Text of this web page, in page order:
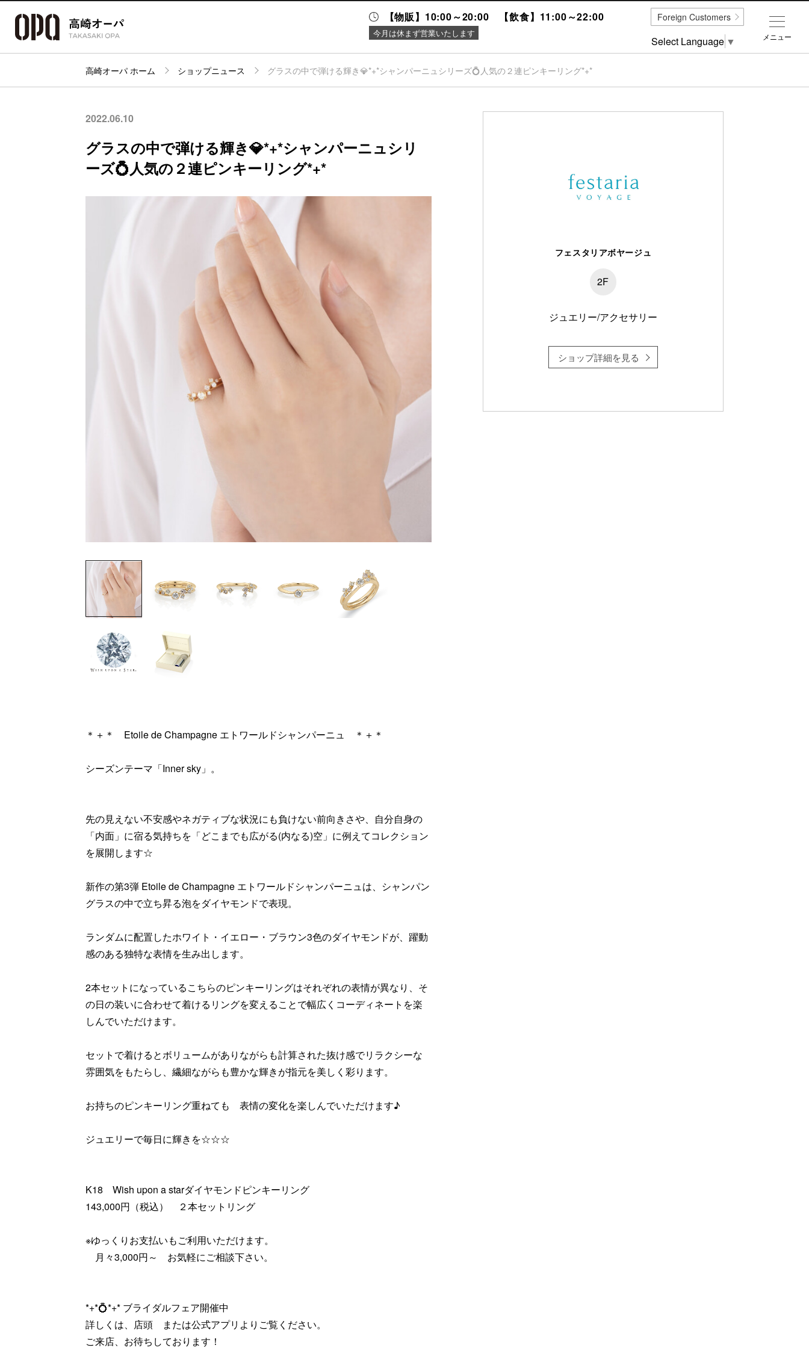
【物販】10:00～20:00 【飲食】11:00～22:00
今月は休まず営業いたします
パーキング
ニュース＆
イベント
高崎オーパ ホーム ショップニュース グラスの中で弾ける輝き💎*+*シャンパーニュシリーズ💍人気の２連ピンキーリング*+*
2022.06.10
グラスの中で弾ける輝き💎*+*シャンパーニュシリ
ーズ💍人気の２連ピンキーリング*+*
＊＋＊ Etoile de Champagne エトワールドシャンパーニュ ＊＋＊
シーズンテーマ「Inner sky」。
先の見えない不安感やネガティブな状況にも負けない前向きさや、自分自身の
「内面」に宿る気持ちを「どこまでも広がる(内なる)空」に例えてコレクション
を展開します☆
新作の第3弾 Etoile de Champagne エトワールドシャンパーニュは、シャンパン
グラスの中で立ち昇る泡をダイヤモンドで表現。
ランダムに配置したホワイト・イエロー・ブラウン3色のダイヤモンドが、躍動
感のある独特な表情を生み出します。
2本セットになっているこちらのピンキーリングはそれぞれの表情が異なり、そ
の日の装いに合わせて着けるリングを変えることで幅広くコーディネートを楽
しんでいただけます。
セットで着けるとボリュームがありながらも計算された抜け感でリラクシーな
雰囲気をもたらし、繊細ながらも豊かな輝きが指元を美しく彩ります。
お持ちのピンキーリング重ねても 表情の変化を楽しんでいただけます♪
ジュエリーで毎日に輝きを☆☆☆
K18 Wish upon a starダイヤモンドピンキーリング
143,000円（税込） ２本セットリング
※ゆっくりお支払いもご利用いただけます。
月々3,000円～ お気軽にご相談下さい。
*+*💍*+* ブライダルフェア開催中
詳しくは、店頭 または公式アプリよりご覧ください。
ご来店、お待ちしております！
フェスタリアボヤージュ
2F
ジュエリー/アクセサリー
ショップ詳細を見る
メニュー
Foreign Customers
Select Language ▼